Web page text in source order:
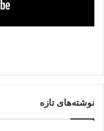
نوشته‌های تازه